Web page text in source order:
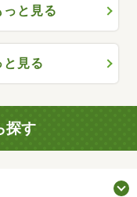
と見る
見る
探す